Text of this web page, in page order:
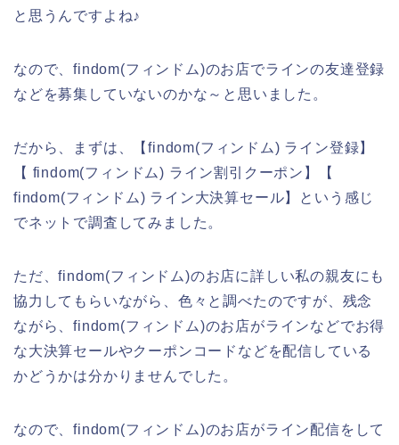
と思うんですよね♪
なので、findom(フィンドム)のお店でラインの友達登録
などを募集していないのかな～と思いました。
だから、まずは、【findom(フィンドム) ライン登録】
【 findom(フィンドム) ライン割引クーポン】【
findom(フィンドム) ライン大決算セール】という感じ
でネットで調査してみました。
ただ、findom(フィンドム)のお店に詳しい私の親友にも
協力してもらいながら、色々と調べたのですが、残念
ながら、findom(フィンドム)のお店がラインなどでお得
な大決算セールやクーポンコードなどを配信している
かどうかは分かりませんでした。
なので、findom(フィンドム)のお店がライン配信をして